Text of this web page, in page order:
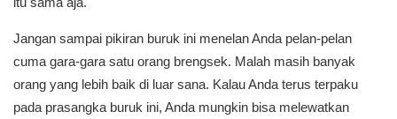
Jangan sampai pikiran buruk ini menelan Anda pelan-pelan
cuma gara-gara satu orang brengsek. Malah masih banyak
orang yang lebih baik di luar sana. Kalau Anda terus terpaku
pada prasangka buruk ini, Anda mungkin bisa melewatkan